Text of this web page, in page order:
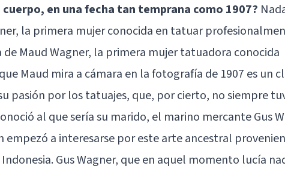
en una fecha tan temprana como 1907?
la primera mujer conocida en tatuar
de Maud Wagner, la primera mujer tatuadora conocida
Maud mira a cámara en la fotografía de 1907 es un
pasión por los tatuajes, que, por cierto, no siempre
al que sería su marido, el marino mercante Gus
empezó a interesarse por este arte ancestral
Indonesia. Gus Wagner, que en aquel momento lucía